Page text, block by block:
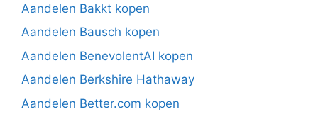
Aandelen Bakkt kopen
Aandelen Bausch kopen
Aandelen BenevolentAI kopen
Aandelen Berkshire Hathaway
Aandelen Better.com kopen